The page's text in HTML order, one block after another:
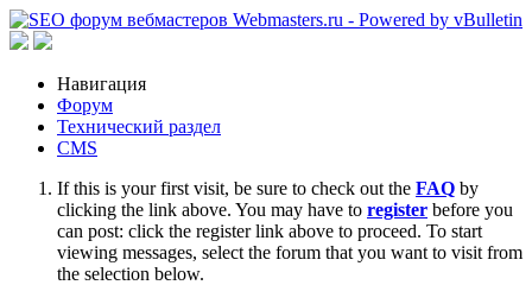
Навигация
Форум
Технический раздел
CMS
If this is your first visit, be sure to check out the FAQ by
clicking the link above. You may have to register before you
can post: click the register link above to proceed. To start
viewing messages, select the forum that you want to visit from
the selection below.